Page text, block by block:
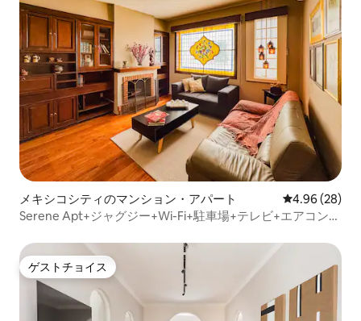
メキシコシティのマンション・アパート レビュー28
4.96 (28)
Serene Apt+ジャグジー+Wi-Fi+駐車場+テレビ+エアコン
ゲストチョイス
ゲストチョイス